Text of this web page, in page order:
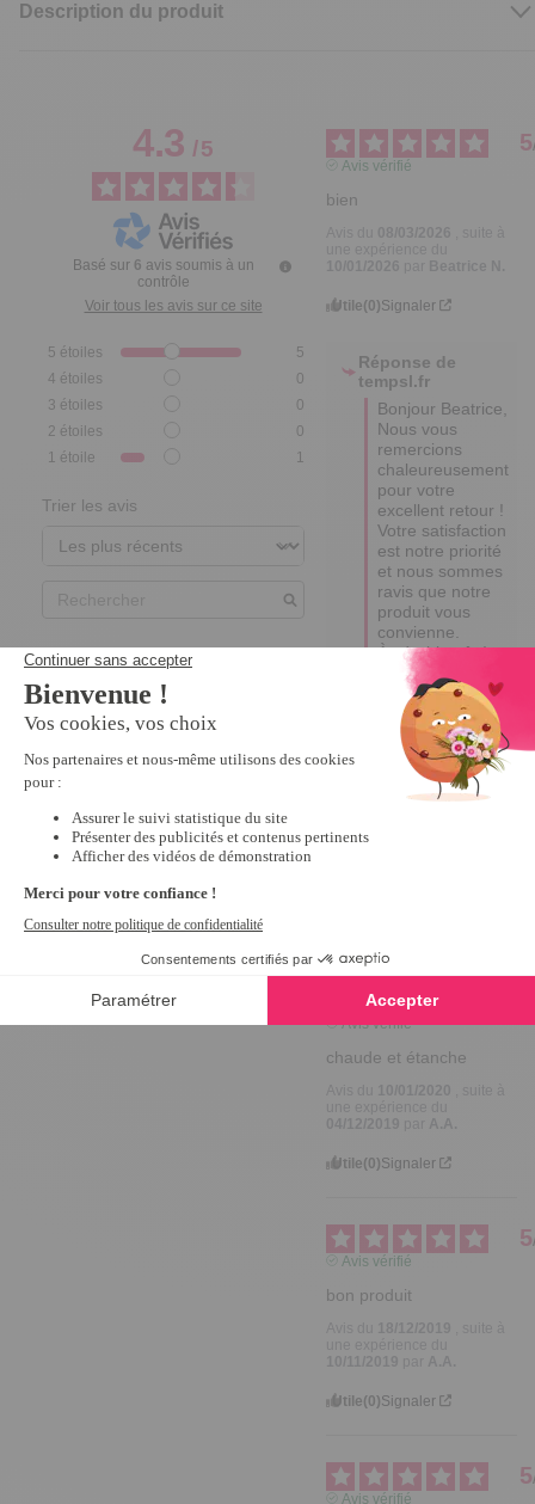
Description du produit
4.3/5
Basé sur 6 avis soumis à un
contrôle
Voir tous les avis sur ce site
5 étoiles
5
4 étoiles
0
3 étoiles
0
2 étoiles
0
1 étoile 1
Trier les avis
5
Avis vérifié
bien
Utile(0)Signaler
Réponse de
tempsl.fr
Bonjour Beatrice,
Nous vous
remercions
chaleureusement
pour votre
excellent retour !
Votre satisfaction
est notre priorité
et nous sommes
ravis que notre
produit vous
convienne.
À très bientôt !
Edina
Avis vérifié
chaude et étanche
10/01/2020
une expérience du
04/12/2019
A.A.
Utile(0)Signaler
5
Avis vérifié
bon produit
Utile(0)Signaler
5
Avis vérifié